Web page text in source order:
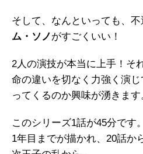
そして、なんといっても、
ム・ソノがすごくいい！
2人の演技が本当に上手！そ
命の違いを切なく力強く演
ってくるのか興味が湧きます
このシリーズ1話が45分です。
1年目までが描かれ、20話か